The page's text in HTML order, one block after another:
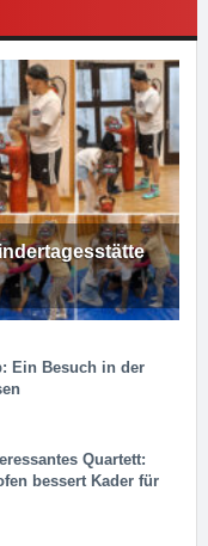
Ein Besuch in der
Quar­tett:
bessert Kader für